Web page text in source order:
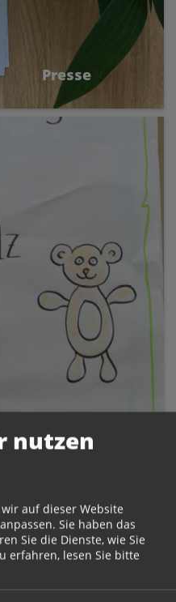
Presse
nutzen
auf dieser Website
Sie haben das
Sie die Dienste, wie Sie
erfahren, lesen Sie bitte